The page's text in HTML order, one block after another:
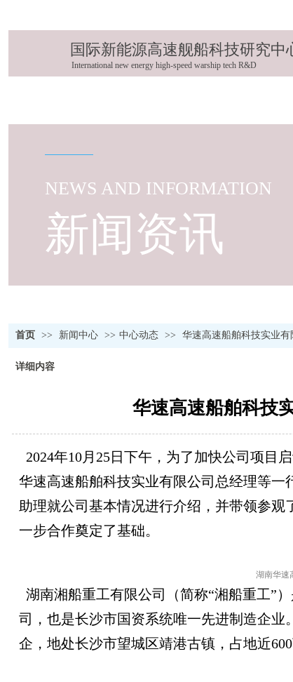
国际新能源高速舰船科技研究中
International new energy high-speed warship tech R&D
NEWS AND INFORMATION
新闻资讯
首页 >> 新闻中心 >> 中心动态 >> 华速高速船舶科技实业
详细内容
华速高速船舶科技
2024年10月25日下午，为了加快公司项目
华速高速船舶科技实业有限公司总经理等
助理就公司基本情况进行介绍，并带领参
一步合作奠定了基础。
湖南华速
湖南湘船重工有限公司（简称“湘船重工”
司，也是长沙市国资系统唯一先进制造企业
企，地处长沙市望城区靖港古镇，占地近600